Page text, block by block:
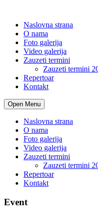
Naslovna strana
O nama
Foto galerija
Video galerija
Zauzeti termini
Zauzeti termini
Repertoar
Kontakt
Open Menu
Naslovna strana
O nama
Foto galerija
Video galerija
Zauzeti termini
Zauzeti termini
Repertoar
Kontakt
Event